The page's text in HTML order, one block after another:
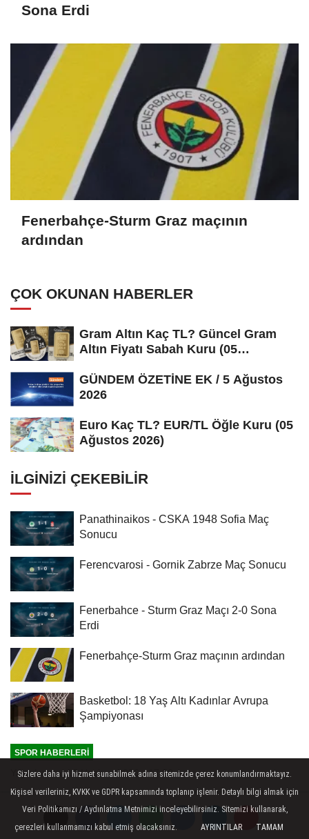
Sona Erdi
Fenerbahçe-Sturm Graz maçının
ardından
ÇOK OKUNAN HABERLER
Gram Altın Kaç TL? Güncel Gram
Altın Fiyatı Sabah Kuru (05
GÜNDEM ÖZETİNE EK / 5 Ağustos
2026
Euro Kaç TL? EUR/TL Öğle Kuru (05
Ağustos 2026)
İLGINIZI ÇEKEBILIR
Panathinaikos - CSKA 1948 Sofia Maç
Sonucu
Ferencvarosi - Gornik Zabrze Maç Sonucu
Fenerbahce - Sturm Graz Maçı 2-0 Sona
Erdi
Fenerbahçe-Sturm Graz maçının ardından
Basketbol: 18 Yaş Altı Kadınlar Avrupa
Şampiyonası
SPOR HABERLERI
Yayınlanma: 12 Haziran 2026 - 17:20
Zeynep Sönmez, Rosmalen
Şampiyonası'na çeyrek finalde
Sizlere daha iyi hizmet sunabilmek adına sitemizde çerez konumlandırmaktayız.
Kişisel verileriniz, KVKK ve GDPR kapsamında toplanıp işlenir. Detaylı bilgi almak için
Veri Politikamızı / Aydınlatma Metnimizi inceleyebilirsiniz. Sitemizi kullanarak,
çerezleri kullanmamızı kabul etmiş olacaksınız.
AYRINTILAR TAMAM